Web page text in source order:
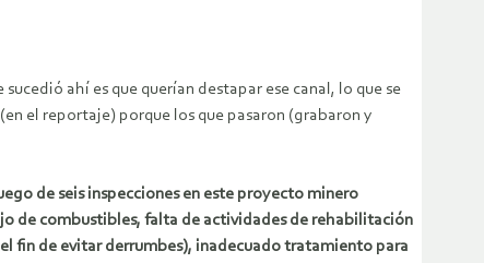
ahí es que querían destapar ese canal, lo que se
el reportaje) porque los que pasaron (grabaron y
de seis inspecciones en este proyecto minero
de combustibles, falta de actividades de rehabilitación
fin de evitar derrumbes), inadecuado tratamiento para